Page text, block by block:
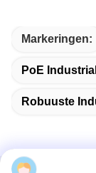
Markeringen:
PoE
Robuuste